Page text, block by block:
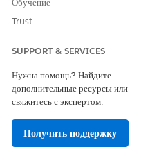
Обучение
Trust
SUPPORT & SERVICES
Нужна помощь? Найдите
дополнительные ресурсы или
свяжитесь с экспертом.
Получить поддержку